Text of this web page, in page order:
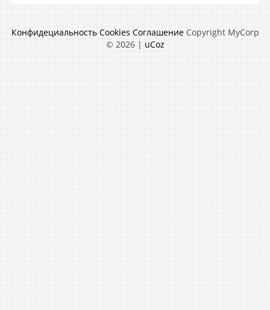
Конфидециальность Cookies Соглашение Copyright MyCorp
© 2026| uCoz